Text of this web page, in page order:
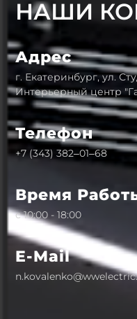
НАШИ
Адрес
г. Екатеринбург, ул.
Интерьерный центр
Телефон
+7 (343) 382‒01‒68
Время
с 10:00 - 18:00
E-Mail